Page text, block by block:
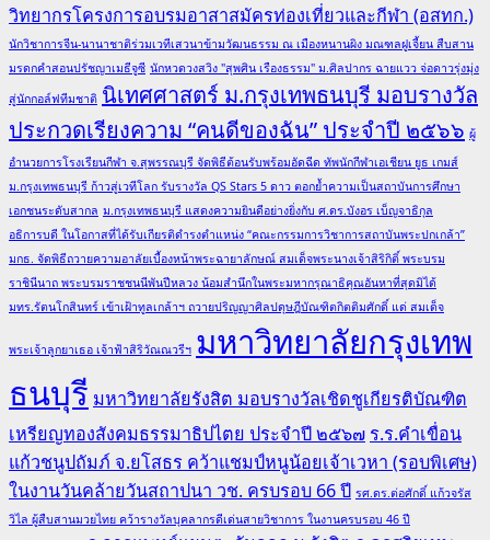
วิทยากรโครงการอบรมอาสาสมัครท่องเที่ยวและกีฬา (อสทก.)
นักวิชาการจีน-นานาชาติร่วมเวทีเสวนาข้ามวัฒนธรรม ณ เมืองหนานผิง มณฑลฝูเจี้ยน สืบสาน
มรดกคำสอนปรัชญาเมธีจูซี นักหวดวงสวิง "สุพศิน เรืองธรรม" ม.ศิลปากร ฉายแวว จ่อดาวรุ่งมุ่ง
สู่นักกอล์ฟทีมชาติ นิเทศศาสตร์ ม.กรุงเทพธนบุรี มอบรางวัล
ประกวดเรียงความ “คนดีของฉัน” ประจำปี ๒๕๖๖ ผู้
อำนวยการโรงเรียนกีฬา จ.สุพรรณบุรี จัดพิธีต้อนรับพร้อมอัดฉีด ทัพนักกีฬาเอเชียน ยูธ เกมส์
ม.กรุงเทพธนบุรี ก้าวสู่เวทีโลก รับรางวัล QS Stars 5 ดาว ตอกย้ำความเป็นสถาบันการศึกษา
เอกชนระดับสากล ม.กรุงเทพธนบุรี แสดงความยินดีอย่างยิ่งกับ ศ.ดร.บังอร เบ็ญจาธิกุล
อธิการบดี ในโอกาสที่ได้รับเกียรติดำรงตำแหน่ง “คณะกรรมการวิชาการสถาบันพระปกเกล้า”
มกธ. จัดพิธีถวายความอาลัยเบื้องหน้าพระฉายาลักษณ์ สมเด็จพระนางเจ้าสิริกิติ์ พระบรม
ราชินีนาถ พระบรมราชชนนีพันปีหลวง น้อมสำนึกในพระมหากรุณาธิคุณอันหาที่สุดมิได้
มทร.รัตนโกสินทร์ เข้าเฝ้าทูลเกล้าฯ ถวายปริญญาศิลปดุษฎีบัณฑิตกิตติมศักดิ์ แด่ สมเด็จ
พระเจ้าลูกยาเธอ เจ้าฟ้าสิริวัณณวรีฯ มหาวิทยาลัยกรุงเทพ
ธนบุรี มหาวิทยาลัยรังสิต มอบรางวัลเชิดชูเกียรติบัณฑิต
เหรียญทองสังคมธรรมาธิปไตย ประจำปี ๒๕๖๗ ร.ร.คำเขื่อน
แก้วชนูปถัมภ์ จ.ยโสธร คว้าแชมป์หนูน้อยเจ้าเวหา (รอบพิเศษ)
ในงานวันคล้ายวันสถาปนา วช. ครบรอบ 66 ปี รศ.ดร.ต่อศักดิ์ แก้วจรัส
วิไล ผู้สืบสานมวยไทย คว้ารางวัลบุคลากรดีเด่นสายวิชาการ ในงานครบรอบ 46 ปี